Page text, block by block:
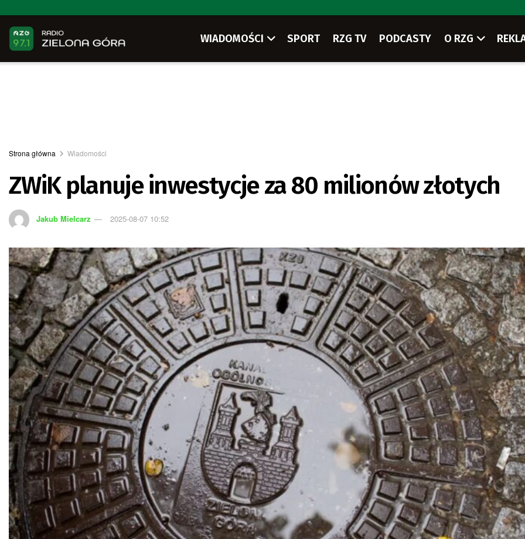
WIADOMOŚCI SPORT RZG TV PODCASTY O RZG
Strona główna Wiadomości
ZWiK planuje inwestycje za 80 milionów złotych
Jakub Mielcarz 2025-08-07 10:52